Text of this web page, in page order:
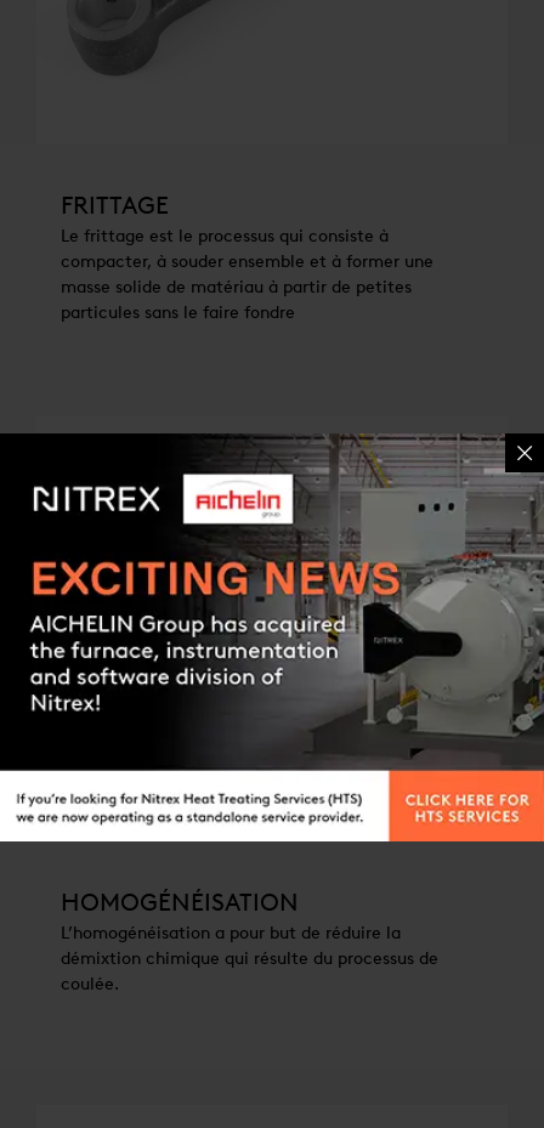
FRITTAGE
Le frittage est le processus qui consiste à
compacter, à souder ensemble et à former une
masse solide de matériau à partir de petites
particules sans le faire fondre
HOMOGÉNÉISATION
L’homogénéisation a pour but de réduire la
démixtion chimique qui résulte du processus de
coulée.
Contact us